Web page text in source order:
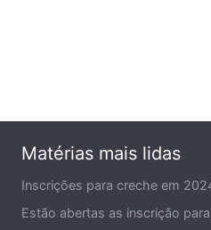
Matérias mais lidas
Inscrições para creche em
Estão abertas as inscrição